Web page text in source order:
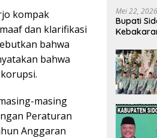
kompak
dan klarifikasi
bahwa
bahwa
masing
Peraturan
Anggaran
Mei 22, 2026
Bupati